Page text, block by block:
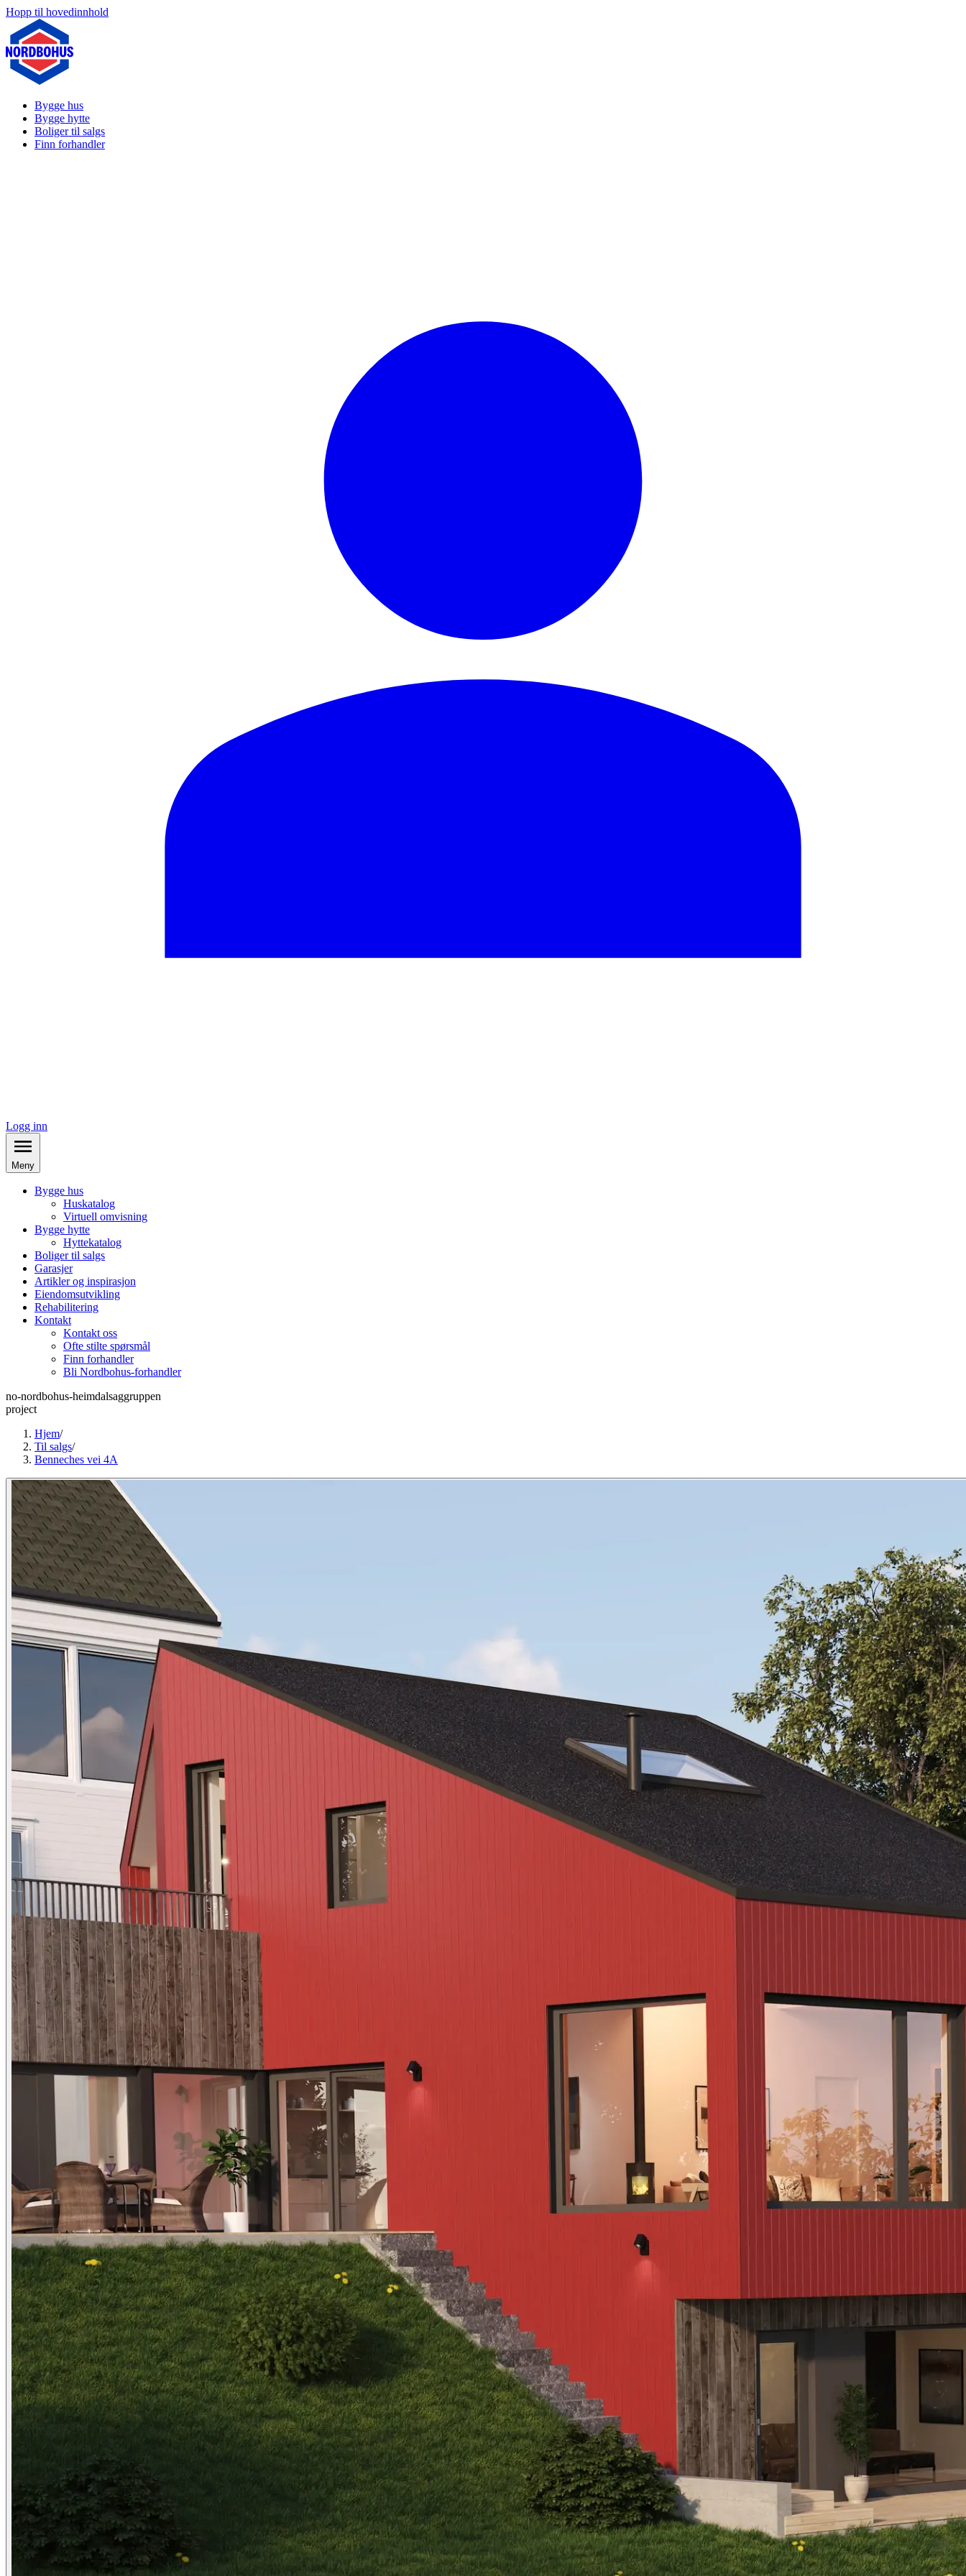
Hopp til hovedinnhold
Bygge hus
Bygge hytte
Boliger til salgs
Finn forhandler
Logg inn
Meny
Bygge hus
Huskatalog
Virtuell omvisning
Bygge hytte
Hyttekatalog
Boliger til salgs
Garasjer
Artikler og inspirasjon
Eiendomsutvikling
Rehabilitering
Kontakt
Kontakt oss
Ofte stilte spørsmål
Finn forhandler
Bli Nordbohus-forhandler
no-nordbohus-heimdalsaggruppen
project
Hjem/
Til salgs/
Benneches vei 4A